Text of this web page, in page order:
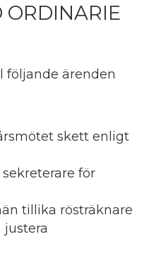
ORDINARIE
följande ärenden
skett enligt
för
tillika rösträknare